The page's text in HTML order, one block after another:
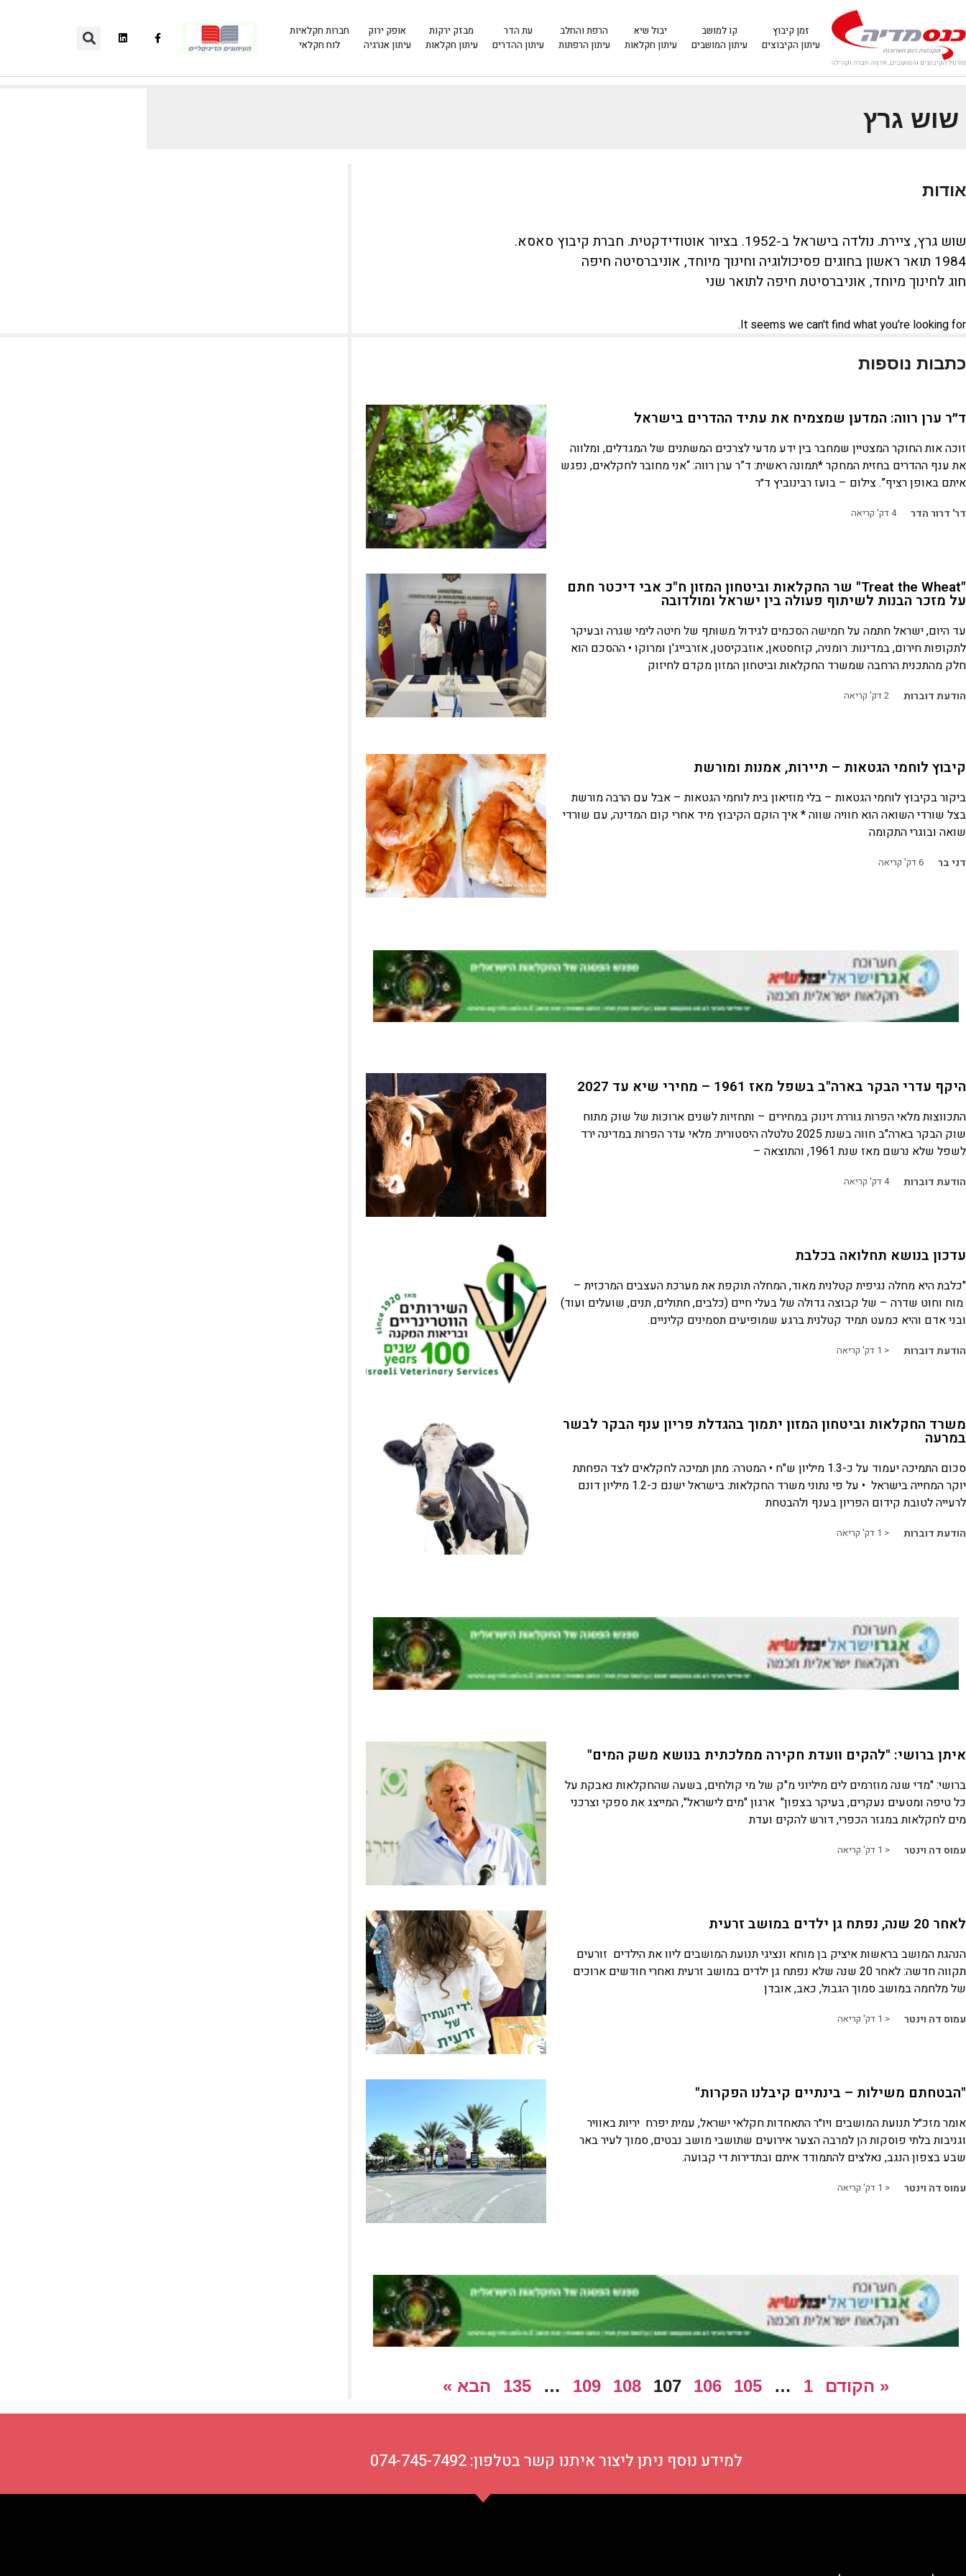
זמן קיבוץ
עיתון הקיבוצים
קו למושב
עיתון המושבים
יבול שיא
עיתון חקלאות
הרפת והחלב
עיתון הרפתות
עת הדר
עיתון ההדרים
מבזק ירקות
עיתון חקלאות
אופק ירוק
עיתון אנרגיה
חברות חקלאיות
לוח חקלאי
שוש גרץ
אודות
שוש גרץ, ציירת. נולדה בישראל ב-1952. בציור אוטודידקטית. חברת קיבוץ סאסא.
1984 תואר ראשון בחוגים פסיכולוגיה וחינוך מיוחד, אוניברסיטה חיפה
חוג לחינוך מיוחד, אוניברסיטת חיפה לתואר שני
It seems we can't find what you're looking for.
כתבות נוספות
ד״ר ערן רווה: המדען שמצמיח את עתיד ההדרים בישראל
זוכה אות החוקר המצטיין שמחבר בין ידע מדעי לצרכים המשתנים של המגדלים, ומלווה
את ענף ההדרים בחזית המחקר *תמונה ראשית: ד”ר ערן רווה: “אני מחובר לחקלאים, נפגש
איתם באופן רציף”. צילום – בועז רבינוביץ ד״ר
דר' דרור הדר 4דק' קריאה
"Treat the Wheat" שר החקלאות וביטחון המזון ח"כ אבי דיכטר חתם
על מזכר הבנות לשיתוף פעולה בין ישראל ומולדובה
עד היום, ישראל חתמה על חמישה הסכמים לגידול משותף של חיטה לימי שגרה ובעיקר
לתקופות חירום, במדינות: רומניה, קזחסטאן, אוזבקיסטן, אזרבייג'ן ומרוקו • ההסכם הוא
חלק מהתכנית הרחבה שמשרד החקלאות וביטחון המזון מקדם לחיזוק
הודעת דוברות 2דק' קריאה
קיבוץ לוחמי הגטאות – תיירות, אמנות ומורשת
ביקור בקיבוץ לוחמי הגטאות – בלי מוזיאון בית לוחמי הגטאות – אבל עם הרבה מורשת
בצל שורדי השואה הוא חוויה שווה * איך הוקם הקיבוץ מיד אחרי קום המדינה, עם שורדי
שואה ובוגרי התקומה
דני בר 6דק' קריאה
היקף עדרי הבקר בארה"ב בשפל מאז 1961 – מחירי שיא עד 2027
התכווצות מלאי הפרות גוררת זינוק במחירים – ותחזיות לשנים ארוכות של שוק מתוח
שוק הבקר בארה"ב חווה בשנת 2025 טלטלה היסטורית: מלאי עדר הפרות במדינה ירד
לשפל שלא נרשם מאז שנת 1961, והתוצאה –
הודעת דוברות 4דק' קריאה
עדכון בנושא תחלואה בכלבת
"כלבת היא מחלה נגיפית קטלנית מאוד, המחלה תוקפת את מערכת העצבים המרכזית –
מוח וחוט שדרה – של קבוצה גדולה של בעלי חיים (כלבים, חתולים, תנים, שועלים ועוד)
ובני אדם והיא כמעט תמיד קטלנית ברגע שמופיעים תסמינים קליניים.
הודעת דוברות < 1 דק' קריאה
משרד החקלאות וביטחון המזון יתמוך בהגדלת פריון ענף הבקר לבשר
במרעה
סכום התמיכה יעמוד על כ-1.3 מיליון ש"ח • המטרה: מתן תמיכה לחקלאים לצד הפחתת
יוקר המחייה בישראל • על פי נתוני משרד החקלאות: בישראל ישנם כ-1.2 מיליון דונם
לרעייה לטובת קידום הפריון בענף ולהבטחת
הודעת דוברות < 1 דק' קריאה
איתן ברושי: "להקים וועדת חקירה ממלכתית בנושא משק המים"
ברושי: "מדי שנה מוזרמים לים מיליוני מ"ק של מי קולחים, בשעה שהחקלאות נאבקת על
כל טיפה ומטעים נעקרים, בעיקר בצפון" ארגון "מים לישראל", המייצג את ספקי וצרכני
מים לחקלאות במגזר הכפרי, דורש להקים ועדת
עמוס דה וינטר < 1 דק' קריאה
לאחר 20 שנה, נפתח גן ילדים במושב זרעית
הנהגת המושב בראשות איציק בן מוחא ונציגי תנועת המושבים ליוו את הילדים זורעים
תקווה חדשה: לאחר 20 שנה שלא נפתח גן ילדים במושב זרעית ואחרי חודשים ארוכים
של מלחמה במושב סמוך הגבול, כאב, אובדן
עמוס דה וינטר < 1 דק' קריאה
"הבטחתם משילות – בינתיים קיבלנו הפקרות"
אומר מזכ״ל תנועת המושבים ויו״ר התאחדות חקלאי ישראל, עמית יפרח יריות באוויר
וגניבות בלתי פוסקות הן למרבה הצער אירועים שתושבי מושב נבטים, סמוך לעיר באר
שבע בצפון הנגב, נאלצים להתמודד איתם ובתדירות די קבועה.
עמוס דה וינטר < 1 דק' קריאה
« הקודם 1
…
105
106
107
108
109
…
135 הבא »
למידע נוסף ניתן ליצור איתנו קשר בטלפון: 074-745-7492